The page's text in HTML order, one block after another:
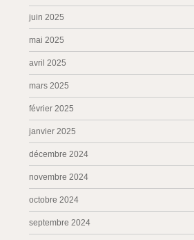
juin 2025
mai 2025
avril 2025
mars 2025
février 2025
janvier 2025
décembre 2024
novembre 2024
octobre 2024
septembre 2024